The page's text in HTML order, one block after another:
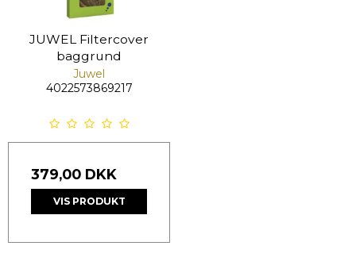
JUWEL Filtercover
baggrund
Juwel
4022573869217
379,00 DKK
VIS PRODUKT